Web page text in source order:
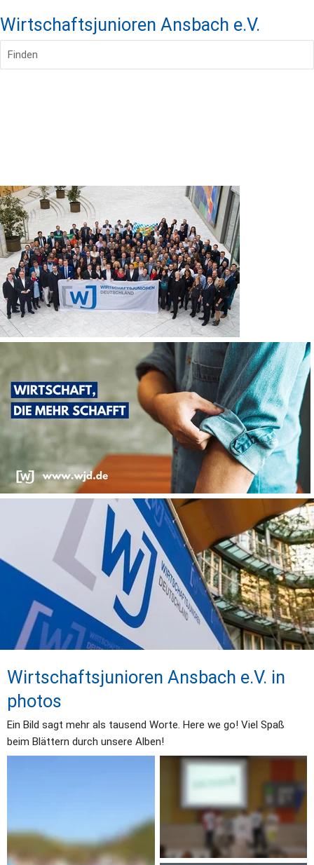
Wirtschaftsjunioren Ansbach e.V.
Finden
Wirtschaftsjunioren Ansbach e.V. in
photos
Ein Bild sagt mehr als tausend Worte. Here we go! Viel Spaß
beim Blättern durch unsere Alben!